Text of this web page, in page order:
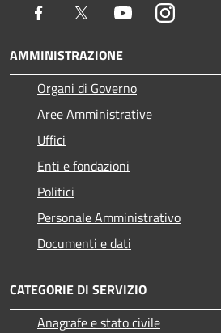
Facebook Twitter YoutubeInstagram
AMMINISTRAZIONE
Organi di Governo
Aree Amministrative
Uffici
Enti e fondazioni
Politici
Personale Amministrativo
Documenti e dati
CATEGORIE DI SERVIZIO
Anagrafe e stato civile